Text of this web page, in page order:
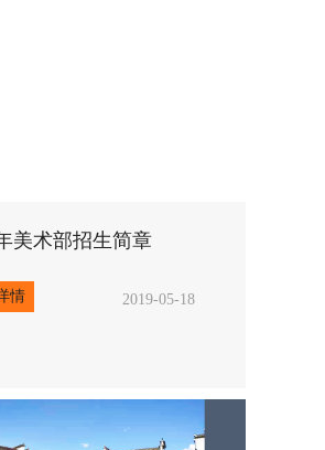
2020年美术部招生简章
了解详情